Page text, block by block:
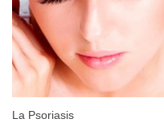
La Psoriasis